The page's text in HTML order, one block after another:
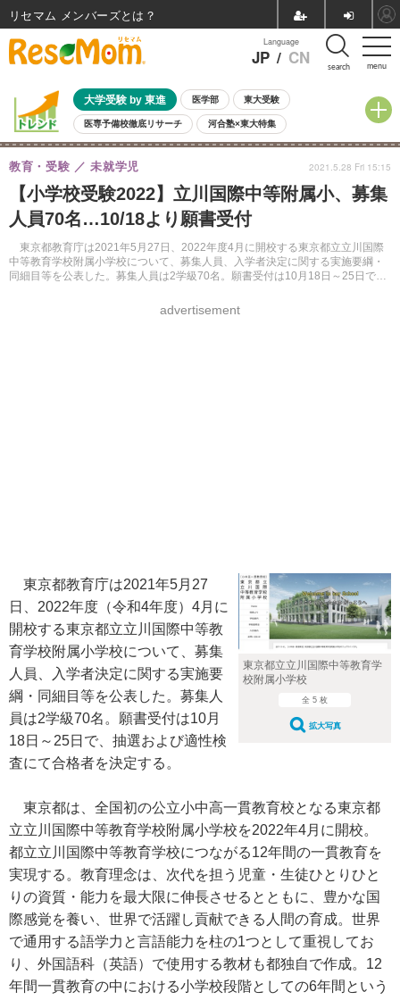
menu
Language
JP / CN search
大学受験 by 東進 医学部 東大受験
医専予備校徹底リサーチ 河合塾×東大特集
親子で考える大学選び 高校受験 中学受験 小学校受験
共通テスト 夏休み
8月開催イベント・WS 全国公立高校 過去問 人気記事
自由研究教材（小学生向け） 自由研究教材（中学生向け）
【小学校受験2022】立川国際中等附属小、募集
人員70名…10/18より願書受付
東京都教育庁は2021年5月27日、2022年度4月に開校する東京都立立川国際
中等教育学校附属小学校について、募集人員、入学者決定に関する実施要綱・
同細目等を公表した。募集人員は2学級70名。願書受付は10月18日～25日で、
教育・受験 未就学児
advertisement
2021.5.28 Fri 15:15
東京都立立川国際中等教育学
校附属小学校
全 5 枚
拡大写真
東京都教育庁は2021年5月27
日、2022年度（令和4年度）4月に
開校する東京都立立川国際中等教
育学校附属小学校について、募集
人員、入学者決定に関する実施要
綱・同細目等を公表した。募集人
員は2学級70名。願書受付は10月
18日～25日で、抽選および適性検
査にて合格者を決定する。
東京都は、全国初の公立小中高一貫教育校となる東京都
立立川国際中等教育学校附属小学校を2022年4月に開校。
都立立川国際中等教育学校につながる12年間の一貫教育を
実現する。教育理念は、次代を担う児童・生徒ひとりひと
りの資質・能力を最大限に伸長させるとともに、豊かな国
際感覚を養い、世界で活躍し貢献できる人間の育成。世界
で通用する語学力と言語能力を柱の1つとして重視してお
り、外国語科（英語）で使用する教材も都独自で作成。12
年間一貫教育の中における小学校段階としての6年間という
リセマム メンバーズ